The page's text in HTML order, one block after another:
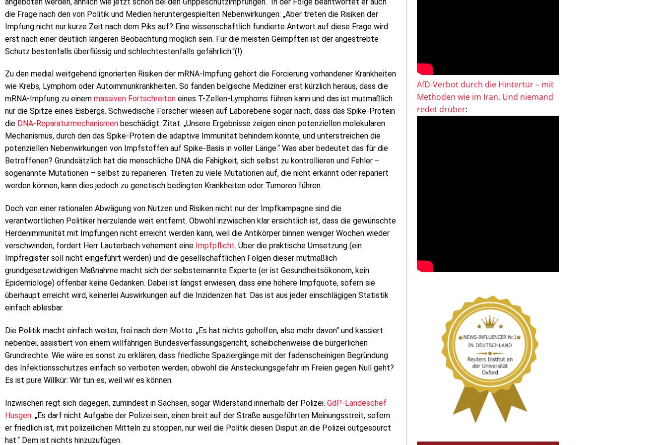
die Frage nach den von Politik und Medien heruntergespielten Nebenwirkungen: „Aber treten die Risiken der
Impfung nicht nur kurze Zeit nach dem Piks auf? Eine wissenschaftlich fundierte Antwort auf diese Frage wird
erst nach einer deutlich längeren Beobachtung möglich sein. Für die meisten Geimpften ist der angestrebte
Schutz bestenfalls überflüssig und schlechtestenfalls gefährlich.“(!)
Zu den medial weitgehend ignorierten Risiken der mRNA-Impfung gehört die Forcierung vorhandener Krankheiten
wie Krebs, Lymphom oder Autoimmunkrankheiten. So fanden belgische Mediziner erst kürzlich heraus, dass die
mRNA-Impfung zu einem massiven Fortschreiten eines T-Zellen-Lymphoms führen kann und das ist mutmaßlich
nur die Spitze eines Eisbergs. Schwedische Forscher wiesen auf Laborebene sogar nach, dass das Spike-Protein
die DNA-Reparaturmechanismen beschädigt. Zitat: „Unsere Ergebnisse zeigen einen potenziellen molekularen
Mechanismus, durch den das Spike-Protein die adaptive Immunität behindern könnte, und unterstreichen die
potenziellen Nebenwirkungen von Impfstoffen auf Spike-Basis in voller Länge.“ Was aber bedeutet das für die
Betroffenen? Grundsätzlich hat die menschliche DNA die Fähigkeit, sich selbst zu kontrollieren und Fehler –
sogenannte Mutationen – selbst zu reparieren. Treten zu viele Mutationen auf, die nicht erkannt oder repariert
werden können, kann dies jedoch zu genetisch bedingten Krankheiten oder Tumoren führen.
Doch von einer rationalen Abwägung von Nutzen und Risiken nicht nur der Impfkampagne sind die
verantwortlichen Politiker hierzulande weit entfernt. Obwohl inzwischen klar ersichtlich ist, dass die gewünschte
Herdenimmunität mit Impfungen nicht erreicht werden kann, weil die Antikörper binnen weniger Wochen wieder
verschwinden, fordert Herr Lauterbach vehement eine Impfpflicht. Über die praktische Umsetzung (ein
Impfregister soll nicht eingeführt werden) und die gesellschaftlichen Folgen dieser mutmaßlich
grundgesetzwidrigen Maßnahme macht sich der selbsternannte Experte (er ist Gesundheitsökonom, kein
Epidemiologe) offenbar keine Gedanken. Dabei ist längst erwiesen, dass eine höhere Impfquote, sofern sie
überhaupt erreicht wird, keinerlei Auswirkungen auf die Inzidenzen hat. Das ist aus jeder einschlägigen Statistik
einfach ablesbar.
Die Politik macht einfach weiter, frei nach dem Motto: „Es hat nichts geholfen, also mehr davon“ und kassiert
nebenbei, assistiert von einem willfährigen Bundesverfassungsgericht, scheibchenweise die bürgerlichen
Grundrechte. Wie wäre es sonst zu erklären, dass friedliche Spaziergänge mit der fadenscheinigen Begründung
des Infektionsschutzes einfach so verboten werden, obwohl die Ansteckungsgefahr im Freien gegen Null geht?
Es ist pure Willkür: Wir tun es, weil wir es können.
Inzwischen regt sich dagegen, zumindest in Sachsen, sogar Widerstand innerhalb der Polizei. GdP-Landeschef
Husgen: „Es darf nicht Aufgabe der Polizei sein, einen breit auf der Straße ausgeführten Meinungsstreit, sofern
er friedlich ist, mit polizeilichen Mitteln zu stoppen, nur weil die Politik diesen Disput an die Polizei outgesourct
hat.“ Dem ist nichts hinzuzufügen.
AfD-Verbot durch die Hintertür – mit
Methoden wie im Iran. Und niemand
redet drüber: